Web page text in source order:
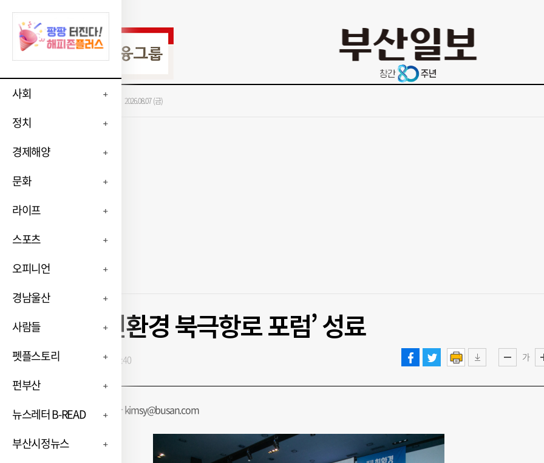
사회
정치
경제해양
문화
라이프
스포츠
오피니언
경남울산
사람들
펫플스토리
펀부산
뉴스레터 B-READ
부산시정뉴스
가장 많이 본 뉴스 2026.08.07 (금)
BPA, ‘친환경 북극항로 포럼’ 성료
가
입력 : 2026-07-09 10:55:40
김신영 부산닷컴 기자 kimsy@busan.com